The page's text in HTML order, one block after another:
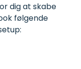
dig at skabe
følgende